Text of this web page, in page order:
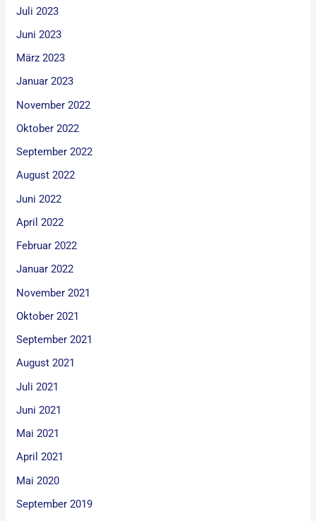
Juli 2023
Juni 2023
März 2023
Januar 2023
November 2022
Oktober 2022
September 2022
August 2022
Juni 2022
April 2022
Februar 2022
Januar 2022
November 2021
Oktober 2021
September 2021
August 2021
Juli 2021
Juni 2021
Mai 2021
April 2021
Mai 2020
September 2019